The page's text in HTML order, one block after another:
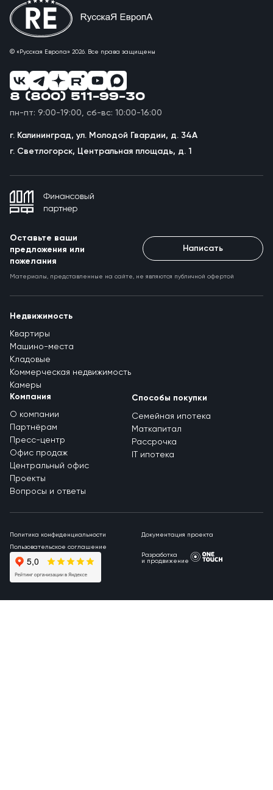
© «Русская Европа» 2026. Все права защищены
8 (800) 511-99-30
пн-пт: 9:00-19:00, сб-вс: 10:00-16:00
г. Калининград, ул. Молодой Гвардии, д. 34А
г. Светлогорск, Центральная площадь, д. 1
Оставьте ваши
предложения или
пожелания
Написать
Материалы, представленные на сайте, не являются публичной офертой
Недвижимость
Квартиры
Машино-места
Кладовые
Коммерческая недвижимость
Камеры
Компания
О компании
Партнёрам
Пресс-центр
Офис продаж
Центральный офис
Проекты
Вопросы и ответы
Способы покупки
Семейная ипотека
Маткапитал
Рассрочка
IT ипотека
Политика конфиденциальности
Пользовательское соглашение
Документация проекта
Разработка
и продвижение